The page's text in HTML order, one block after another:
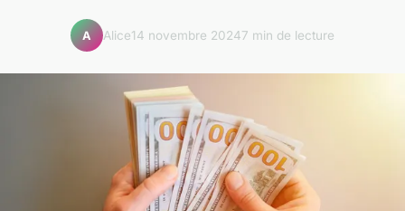
A Alice14 novembre 20247 min de lecture